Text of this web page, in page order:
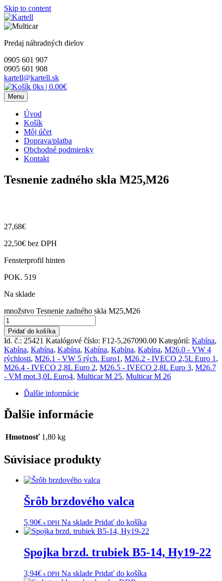
Skip to content
Predaj náhradných dielov
0905 601 907
0905 601 908
kartell@kartell.sk
0ks | 0.00€
Menu
Úvod
Košík
Môj účet
Doprava/platba
Obchodné podmienky
Kontakt
Tesnenie zadného skla M25,M26
27,68€
22,50€ bez DPH
Fensterprofil hinten
POK. 519
Na sklade
množstvo Tesnenie zadného skla M25,M26
Pridať do košíka
Id. č.: 25421 Katalógové číslo: F12-5,267090.00 Kategórií: Kabína,
Kabína, Kabína, Kabína, Kabína, Kabína, Kabína, M26.0 - VW 4
rýchlosti, M26.1 - VW 5 rých. Euro1 , M26.2 - IVECO 2,5L Euro 1 ,
M26.4 - IVECO 2,8L Euro 2, M26.5 - IVECO 2,8L Euro 3, M26.7
- VM mot.3,0L Euro4, Multicar M 25, Multicar M 26
Ďalšie informácie
Ďalšie informácie
Hmotnosť 1,80 kg
Súvisiace produkty
Šrôb brzdového valca
5,90€ s DPH Na sklade Pridať do košíka
Spojka brzd. trubiek B5-14, Hy19-22
3,94€ s DPH Na sklade Pridať do košíka